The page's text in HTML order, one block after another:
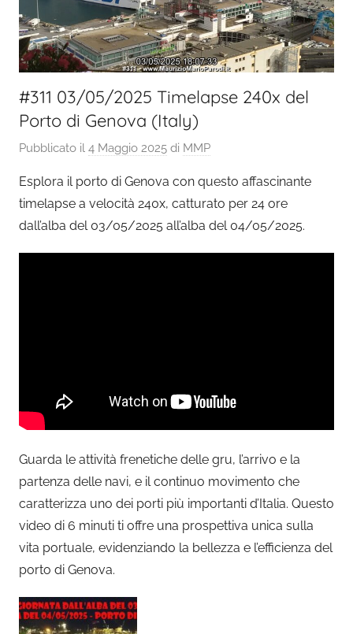
#311 03/05/2025 Timelapse 240x del
Porto di Genova (Italy)
Pubblicato il 4 Maggio 2025 di MMP
Esplora il porto di Genova con questo affascinante
timelapse a velocità 240x, catturato per 24 ore
dall’alba del 03/05/2025 all’alba del 04/05/2025.
Guarda le attività frenetiche delle gru, l’arrivo e la
partenza delle navi, e il continuo movimento che
caratterizza uno dei porti più importanti d’Italia. Questo
video di 6 minuti ti offre una prospettiva unica sulla
vita portuale, evidenziando la bellezza e l’efficienza del
porto di Genova.